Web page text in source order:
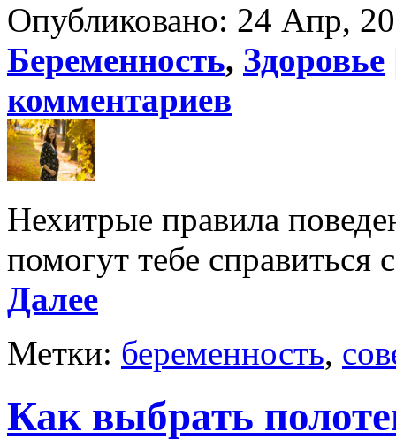
Опубликовано: 24 Апр,
Беременность, Здоровье
комментариев
Нехитрые правила
помогут тебе
Далее
Метки: беременность,
Как выбрать